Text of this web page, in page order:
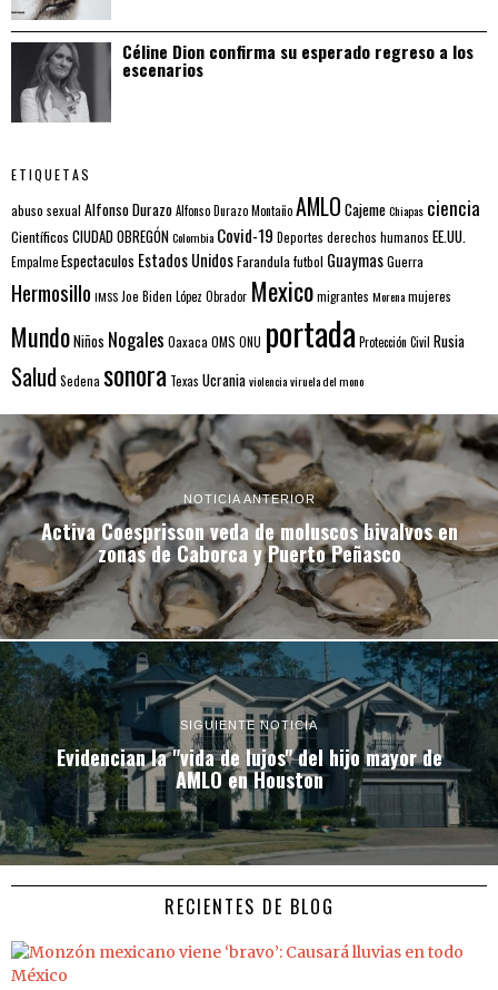
Céline Dion confirma su esperado regreso a los
escenarios
ETIQUETAS
abuso sexual Alfonso DurazoAlfonso Durazo MontañoAMLO CajemeChiapas ciencia
Científicos CIUDAD OBREGÓNColombia Covid-19 Deportes derechos humanos EE.UU.
EmpalmeEspectaculos Estados UnidosFarandulafutbol GuaymasGuerra
Hermosillo IMSSJoe Biden López Obrador Mexicomigrantes Morenamujeres
MundoNiños Nogales Oaxaca OMS ONU portada Protección Civil Rusia
Salud Sedena sonora Texas Ucraniaviolenciaviruela del mono
NOTICIA ANTERIOR
Activa Coesprisson veda de moluscos bivalvos en
zonas de Caborca y Puerto Peñasco
SIGUIENTE NOTICIA
Evidencian la "vida de lujos" del hijo mayor de
AMLO en Houston
RECIENTES DE BLOG